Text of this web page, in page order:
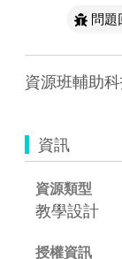
問題
資源班輔助
資訊
資源類型
教學設計
授權資訊